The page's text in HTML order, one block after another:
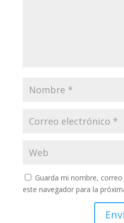
Guarda mi nombre,
este navegador para la